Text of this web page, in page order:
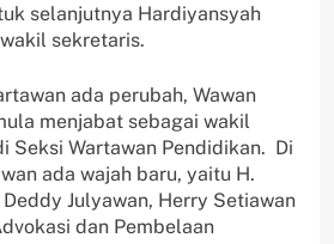
selanjutnya Hardiyansyah
sekretaris.
ada perubah, Wawan
menjabat sebagai wakil
Seksi Wartawan Pendidikan. Di
ada wajah baru, yaitu H.
Julyawan, Herry Setiawan
dan Pembelaan